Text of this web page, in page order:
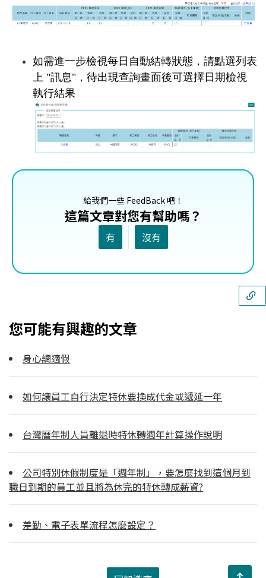
如需進一步檢視每日自動結轉狀態，請點選列表
上 "訊息"，待出現查詢畫面後可選擇日期檢視
執行結果
給我們一些 FeedBack 吧！
這篇文章對您有幫助嗎？
有 沒有
您可能有興趣的文章
身心調適假
如何讓員工自行決定特休要換成代金或遞延一年
台灣曆年制人員離退時特休轉週年計算操作說明
公司特別休假制度是「週年制」，要怎麼找到這個月到
職日到期的員工並且將為休完的特休轉成薪資?
差勤、電子表單流程怎麼設定？